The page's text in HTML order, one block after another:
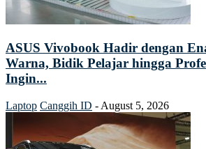
ASUS Vivobook Hadir dengan
Warna, Bidik Pelajar hingga
Ingin...
Laptop Canggih ID - August 5, 2026